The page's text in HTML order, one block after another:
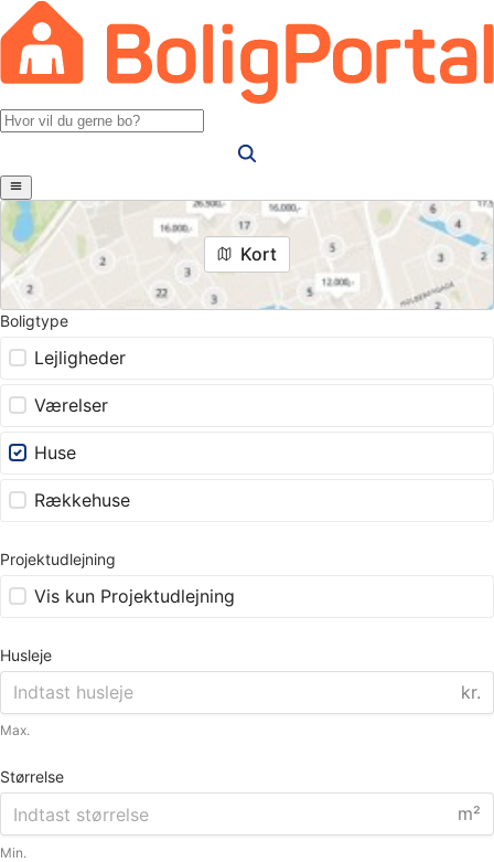
Kort
Boligtype
Lejligheder
Værelser
Huse
Rækkehuse
Projektudlejning
Vis kun Projektudlejning
Husleje
kr.
Max.
Størrelse
m²
Min.